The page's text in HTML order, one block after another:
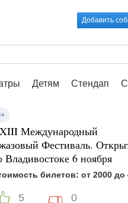
Добавить
Детям Стендап
Международный
Фестиваль.
Владивостоке 6 ноября
билетов: от 2000 до
5 0